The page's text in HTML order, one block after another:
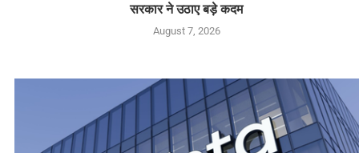
सरकार ने उठाए बड़े कदम
August 7, 2026